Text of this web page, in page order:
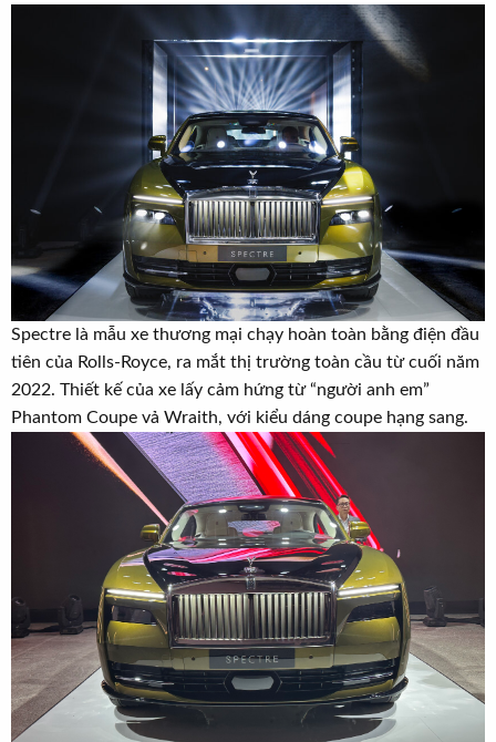
ầ
u
Spectre là mẫu xe thương mại chạy hoàn toàn bằng điện đầu
tiên của Rolls-Royce, ra mắt thị trường toàn cầu từ cuối năm
2022. Thiết kế của xe lấy cảm hứng từ “người anh em”
Phantom Coupe vả Wraith, với kiểu dáng coupe hạng sang.